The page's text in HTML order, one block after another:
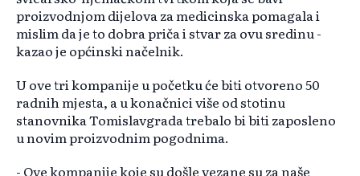
proizvodnjom dijelova za medicinska pomagala i
mislim da je to dobra priča i stvar za ovu sredinu -
kazao je općinski načelnik.
U ove tri kompanije u početku će biti otvoreno 50
radnih mjesta, a u konačnici više od stotinu
stanovnika Tomislavgrada trebalo bi biti zaposleno
u novim proizvodnim pogodnima.
- Ove kompanije koje su došle vezane su za naše